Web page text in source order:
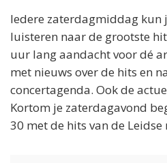
Iedere zaterdagmiddag kun
luisteren naar de grootste
uur lang aandacht voor dé
met nieuws over de hits en
concertagenda. Ook de
Kortom je zaterdagavond
30 met de hits van de Leidse